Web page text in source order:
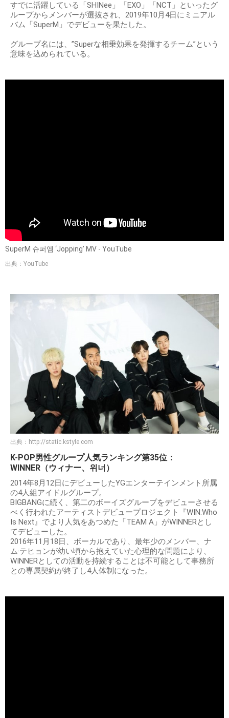
すでに活躍している「SHINee」「EXO」「NCT」といったグ
ループからメンバーが選抜され、2019年10月4日にミニアル
バム「SuperM」でデビューを果たした。
グループ名には、”Superな相乗効果を発揮するチーム”という
意味を込められている。
SuperM 슈퍼엠 ‘Jopping’ MV - YouTube
出典：YouTube
出典： http://static.kstyle.com
K-POP男性グループ人気ランキング第35位：
WINNER（ウィナー、위너）
2014年8月12日にデビューしたYGエンターテインメント所属
の4人組アイドルグループ。
BIGBANGに続く、第二のボーイズグループをデビューさせる
べく行われたアーティストデビュープロジェクト『WIN:Who
Is Next』でより人気をあつめた「TEAM A」がWINNERとし
てデビューした。
2016年11月18日、ボーカルであり、最年少のメンバー、ナ
ム·テヒョンが幼い頃から抱えていた心理的な問題により、
WINNERとしての活動を持続することは不可能として事務所
との専属契約が終了し4人体制になった。